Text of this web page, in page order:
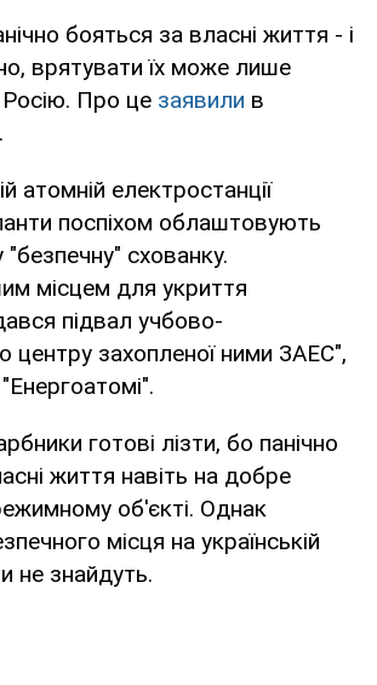
бояться за власні життя - і
врятувати їх може лише
Про це заявили в
атомній електростанції
поспіхом облаштовують
схованку.
місцем для укриття
підвал учбово-
центру захопленої ними ЗАЕС",
готові лізти, бо панічно
життя навіть на добре
об'єкті. Однак
місця на українській
не знайдуть.